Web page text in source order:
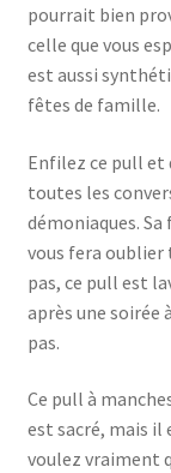
pourrait bien
celle que vous
est aussi
fêtes de famille.
Enfilez ce pull et
toutes les
démoniaques.
vous fera oublier
pas, ce pull est
après une soirée
pas.
Ce pull à
est sacré, mais il
voulez vraiment